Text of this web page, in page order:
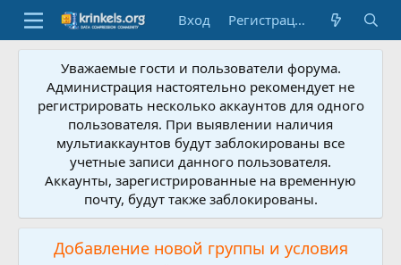
Вход Регистрация
Уважаемые гости и пользователи форума.
Администрация настоятельно рекомендует не
регистрировать несколько аккаунтов для одного
пользователя. При выявлении наличия
мультиаккаунтов будут заблокированы все
учетные записи данного пользователя.
Аккаунты, зарегистрированные на временную
почту, будут также заблокированы.
Добавление новой группы и условия